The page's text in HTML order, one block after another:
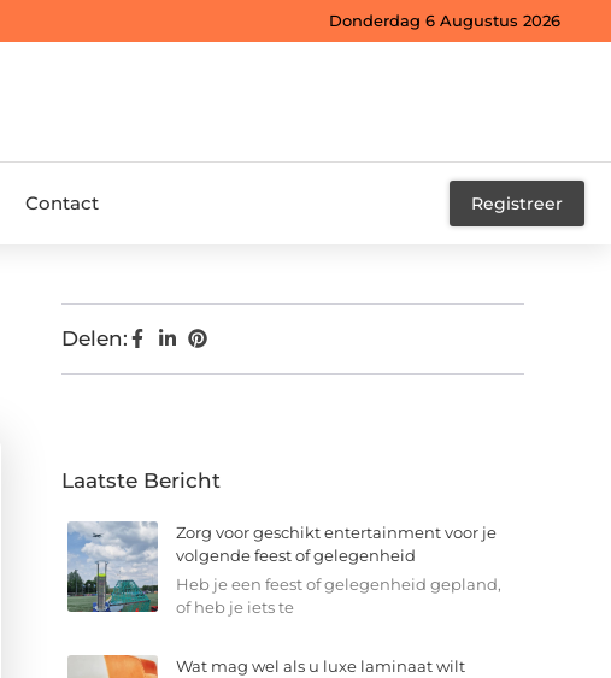
Donderdag 6 Augustus 2026
Contact Registreer
Delen:
Laatste Bericht
Zorg voor geschikt entertainment voor je
volgende feest of gelegenheid
Heb je een feest of gelegenheid gepland,
of heb je iets te
Wat mag wel als u luxe laminaat wilt